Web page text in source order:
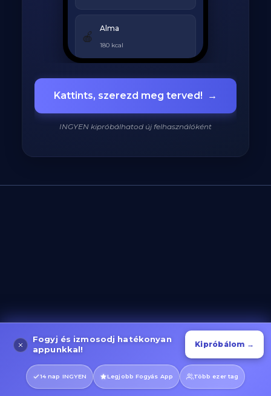
🍎
Alma
180 kcal
Grillezett csirke
420 kcal
Kattints, szerezd meg terved! →
INGYEN kipróbálhatod új felhasználóként
Fogyj és izmosodj hatékonyan
appunkkal!
Kipróbálom →
14 nap INGYEN Legjobb Fogyás App Több ezer tag